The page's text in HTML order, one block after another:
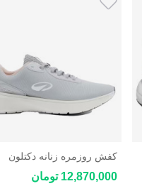
کفش روزمره زنانه دکتلون
JOGFLOW 100.1
12,870,000 تومان